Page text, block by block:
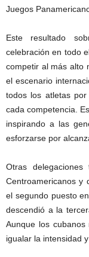
Juegos
Este resultado
celebración en todo
competir al más alto
el escenario
todos los atletas
cada competencia.
inspirando a las
esforzarse por
Otras
Centroamericanos y
el segundo puesto
descendió a la
Aunque los
igualar la intensidad